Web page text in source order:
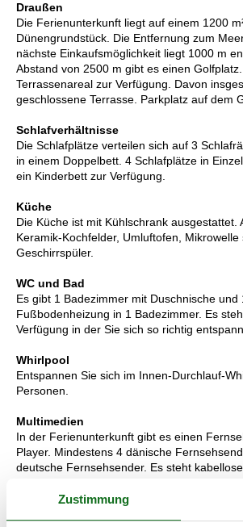
Draußen
Die Ferienunterkunft liegt auf einem 1200
Dünengrundstück. Die Entfernung zum
nächste Einkaufsmöglichkeit liegt 1000 m
Abstand von 2500 m gibt es einen
Terrassenareal zur Verfügung. Davon
geschlossene Terrasse. Parkplatz auf dem
Schlafverhältnisse
Die Schlafplätze verteilen sich auf 3
in einem Doppelbett. 4 Schlafplätze in
ein Kinderbett zur Verfügung.
Küche
Die Küche ist mit Kühlschrank ausgestattet.
Keramik-Kochfelder, Umluftofen, Mikrowelle
Geschirrspüler.
WC und Bad
Es gibt 1 Badezimmer mit Duschnische und
Fußbodenheizung in 1 Badezimmer. Es
Verfügung in der Sie sich so richtig
Whirlpool
Entspannen Sie sich im Innen-Durchlauf-
Personen.
Multimedien
In der Ferienunterkunft gibt es einen
Player. Mindestens 4 dänische
deutsche Fernsehsender. Es steht
Zustimmung